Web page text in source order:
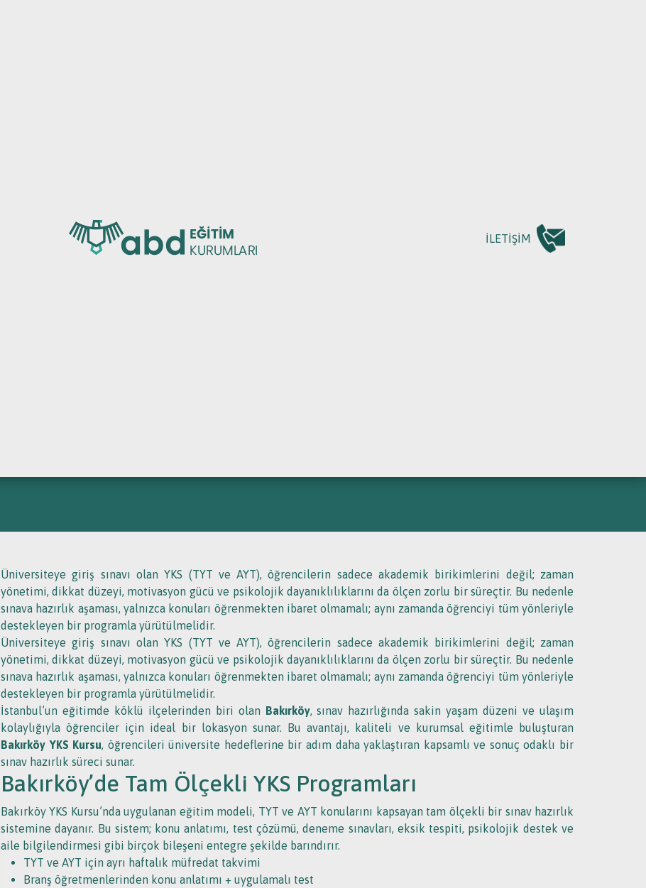
İLETİŞİM
Üniversiteye giriş sınavı olan YKS (TYT ve AYT), öğrencilerin sadece akademik birikimlerini değil; zaman
yönetimi, dikkat düzeyi, motivasyon gücü ve psikolojik dayanıklılıklarını da ölçen zorlu bir süreçtir. Bu nedenle
sınava hazırlık aşaması, yalnızca konuları öğrenmekten ibaret olmamalı; aynı zamanda öğrenciyi tüm yönleriyle
destekleyen bir programla yürütülmelidir.
Üniversiteye giriş sınavı olan YKS (TYT ve AYT), öğrencilerin sadece akademik birikimlerini değil; zaman
yönetimi, dikkat düzeyi, motivasyon gücü ve psikolojik dayanıklılıklarını da ölçen zorlu bir süreçtir. Bu nedenle
sınava hazırlık aşaması, yalnızca konuları öğrenmekten ibaret olmamalı; aynı zamanda öğrenciyi tüm yönleriyle
destekleyen bir programla yürütülmelidir.
İstanbul’un eğitimde köklü ilçelerinden biri olan Bakırköy, sınav hazırlığında sakin yaşam düzeni ve ulaşım
kolaylığıyla öğrenciler için ideal bir lokasyon sunar. Bu avantajı, kaliteli ve kurumsal eğitimle buluşturan
Bakırköy YKS Kursu , öğrencileri üniversite hedeflerine bir adım daha yaklaştıran kapsamlı ve sonuç odaklı bir
sınav hazırlık süreci sunar.
Bakırköy’de Tam Ölçekli YKS Programları
Bakırköy YKS Kursu’nda uygulanan eğitim modeli, TYT ve AYT konularını kapsayan tam ölçekli bir sınav hazırlık
sistemine dayanır. Bu sistem; konu anlatımı, test çözümü, deneme sınavları, eksik tespiti, psikolojik destek ve
aile bilgilendirmesi gibi birçok bileşeni entegre şekilde barındırır.
TYT ve AYT için ayrı haftalık müfredat takvimi
Branş öğretmenlerinden konu anlatımı + uygulamalı test